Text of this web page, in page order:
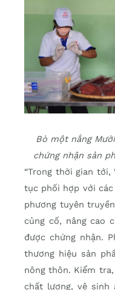
Bò một nắng
chứng nhận sản
“Trong thời gian tới,
tục phối hợp với các
phương tuyên
củng cố, nâng cao
được chứng nhận.
thương hiệu sản
nông thôn. Kiểm
chất lượng, vệ